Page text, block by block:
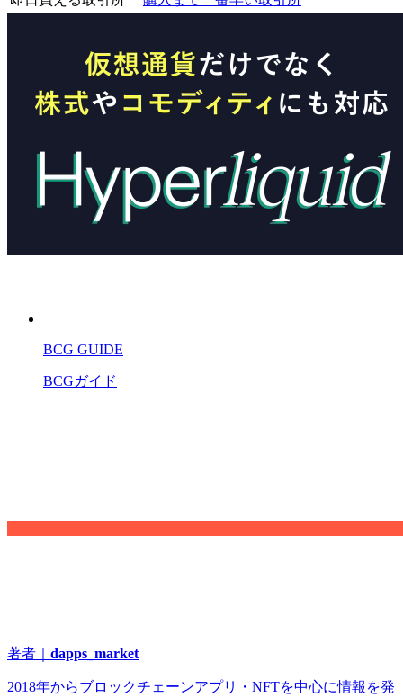
BCG GUIDE
BCGガイド
著者｜ dapps_market
2018年からブロックチェーンアプリ・NFTを中心に情報を発